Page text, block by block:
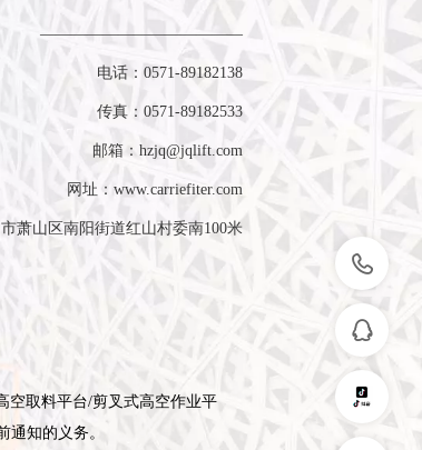
—————————————
电话：0571-89182138
传真：0571-89182533
邮箱：hzjq@jqlift.com
网址：www.carriefiter.com
空取料平台/剪叉式高空作业平
知的义务。
򡂔
򡂐